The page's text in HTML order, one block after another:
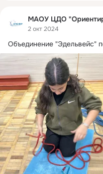
МАОУ ЦДО
2 окт 2024
Объединение "Эдельвейс"